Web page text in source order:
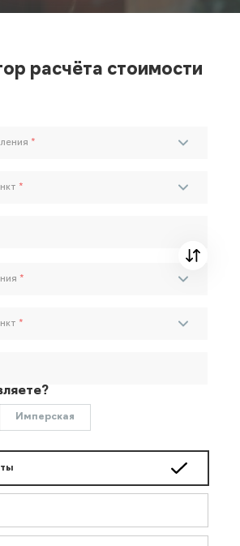
расчёта стоимости
*
*
*
*
Имперская